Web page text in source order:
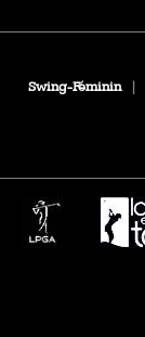
Swing-Féminin